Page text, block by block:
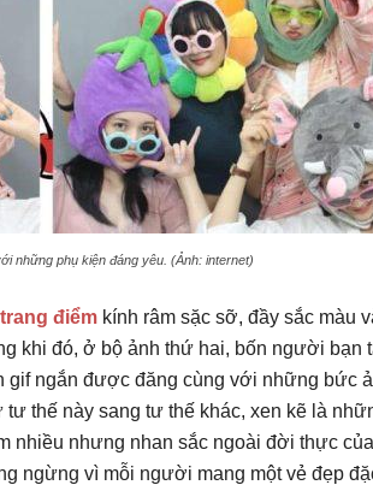
những phụ kiện đáng yêu. (Ảnh: internet)
trang điểm kính râm sặc sỡ, đầy sắc màu
khi đó, ở bộ ảnh thứ hai, bốn người bạn
gif ngắn được đăng cùng với những bức
thế này sang tư thế khác, xen kẽ là
nhiều nhưng nhan sắc ngoài đời thực
ngừng vì mỗi người mang một vẻ đẹp